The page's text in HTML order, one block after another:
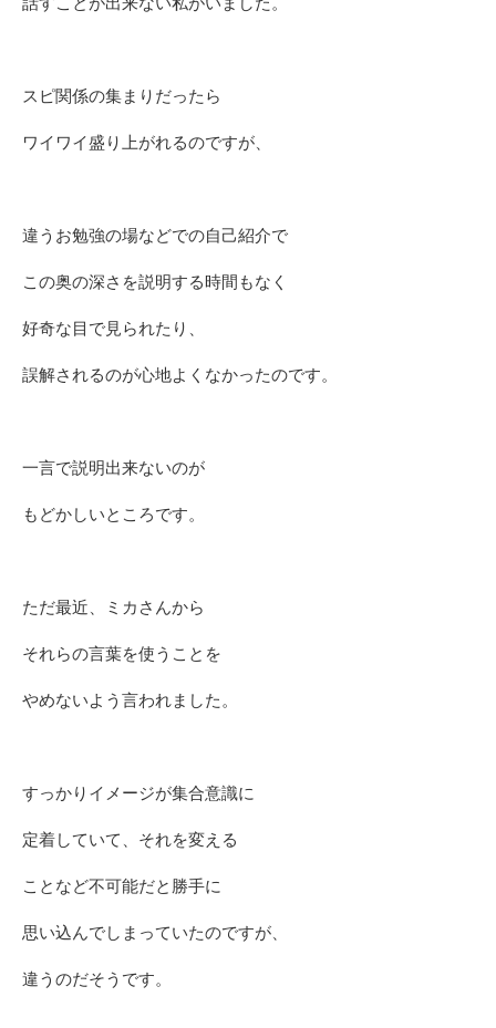
スピ関係の集まりだったら
ワイワイ盛り上がれるのですが、
違うお勉強の場などでの自己紹介で
この奥の深さを説明する時間もなく
好奇な目で見られたり、
誤解されるのが心地よくなかったのです。
一言で説明出来ないのが
もどかしいところです。
ただ最近、ミカさんから
それらの言葉を使うことを
やめないよう言われました。
すっかりイメージが集合意識に
定着していて、それを変える
ことなど不可能だと勝手に
思い込んでしまっていたのですが、
違うのだそうです。